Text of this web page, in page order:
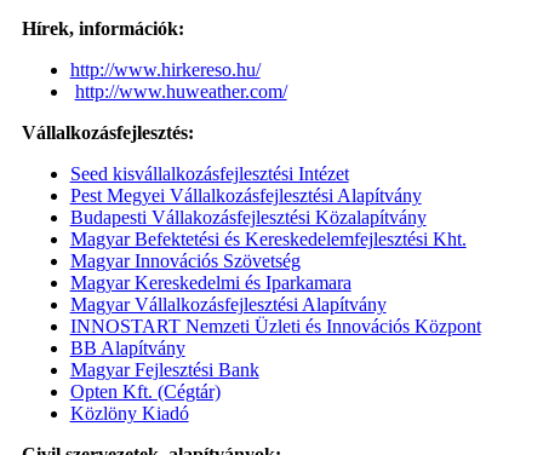
Hírek, információk:
http://www.hirkereso.hu/
http://www.huweather.com/
Vállalkozásfejlesztés:
Seed kisvállalkozásfejlesztési Intézet
Pest Megyei Vállalkozásfejlesztési Alapítvány
Budapesti Vállakozásfejlesztési Közalapítvány
Magyar Befektetési és Kereskedelemfejlesztési Kht.
Magyar Innovációs Szövetség
Magyar Kereskedelmi és Iparkamara
Magyar Vállalkozásfejlesztési Alapítvány
INNOSTART Nemzeti Üzleti és Innovációs Központ
BB Alapítvány
Magyar Fejlesztési Bank
Opten Kft. (Cégtár)
Közlöny Kiadó